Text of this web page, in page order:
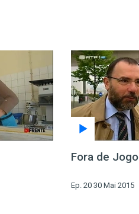
Fora de Jogo
Ep. 20 30 Mai 2015